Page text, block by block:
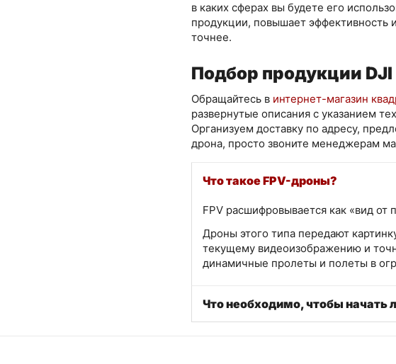
в каких сферах вы будете его
продукции, повышает эффективность
точнее.
Подбор продукции
Обращайтесь в интернет-магазин
развернутые описания с указанием
Организуем доставку по адресу,
дрона, просто звоните менеджерам
Что такое FPV-дроны?
FPV расшифровывается как «вид от
Дроны этого типа передают
текущему видеоизображению и
динамичные пролеты и полеты в
Что необходимо, чтобы начать